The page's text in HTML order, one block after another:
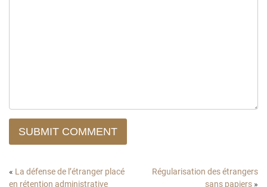
SUBMIT COMMENT
« La défense de l’étranger placé
en rétention administrative
Régularisation des étrangers
sans papiers »